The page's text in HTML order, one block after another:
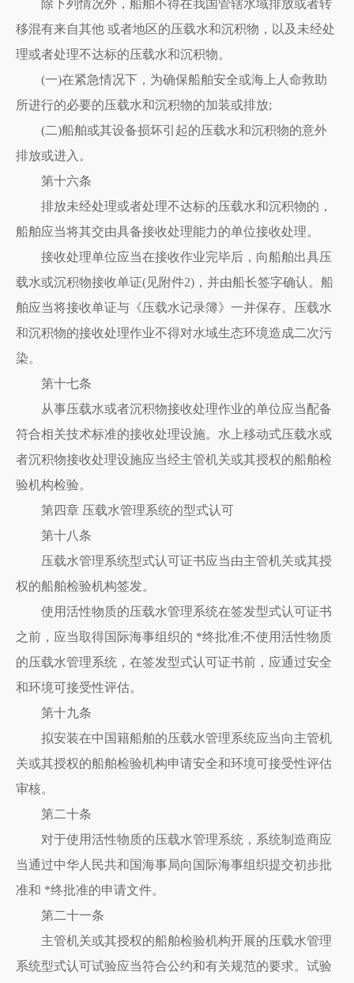
除下列情况外，船舶不得在我国管辖水域排放或者转
移混有来自其他 或者地区的压载水和沉积物，以及未经处
理或者处理不达标的压载水和沉积物。
(一)在紧急情况下，为确保船舶安全或海上人命救助
所进行的必要的压载水和沉积物的加装或排放;
(二)船舶或其设备损坏引起的压载水和沉积物的意外
排放或进入。
第十六条
排放未经处理或者处理不达标的压载水和沉积物的，
船舶应当将其交由具备接收处理能力的单位接收处理。
接收处理单位应当在接收作业完毕后，向船舶出具压
载水或沉积物接收单证(见附件2)，并由船长签字确认。船
舶应当将接收单证与《压载水记录簿》一并保存。压载水
和沉积物的接收处理作业不得对水域生态环境造成二次污
染。
第十七条
从事压载水或者沉积物接收处理作业的单位应当配备
符合相关技术标准的接收处理设施。水上移动式压载水或
者沉积物接收处理设施应当经主管机关或其授权的船舶检
验机构检验。
第四章 压载水管理系统的型式认可
第十八条
压载水管理系统型式认可证书应当由主管机关或其授
权的船舶检验机构签发。
使用活性物质的压载水管理系统在签发型式认可证书
之前，应当取得国际海事组织的 *终批准;不使用活性物质
的压载水管理系统，在签发型式认可证书前，应通过安全
和环境可接受性评估。
第十九条
拟安装在中国籍船舶的压载水管理系统应当向主管机
关或其授权的船舶检验机构申请安全和环境可接受性评估
审核。
第二十条
对于使用活性物质的压载水管理系统，系统制造商应
当通过中华人民共和国海事局向国际海事组织提交初步批
准和 *终批准的申请文件。
第二十一条
主管机关或其授权的船舶检验机构开展的压载水管理
系统型式认可试验应当符合公约和有关规范的要求。试验